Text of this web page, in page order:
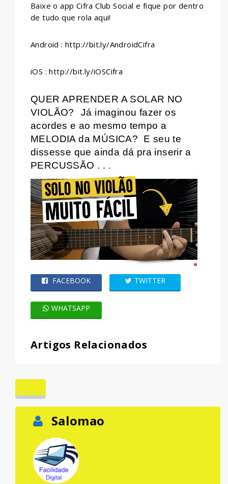
Baixe o app Cifra Club Social e fique por dentro
de tudo que rola aqui!
Android : http://bit.ly/AndroidCifra
iOS : http://bit.ly/iOSCifra
QUER APRENDER A SOLAR NO
VIOLÃO?
Já imaginou fazer os
acordes e ao mesmo tempo a
MELODIA da MÚSICA? E seu te
dissesse que ainda dá pra inserir a
PERCUSSÃO . . .
FACEBOOK TWITTER
WHATSAPP
Artigos Relacionados
Salomao